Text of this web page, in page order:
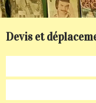
Devis et